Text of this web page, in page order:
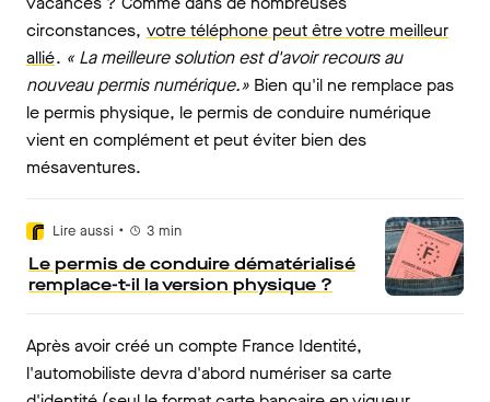
circonstances, votre téléphone peut être votre meilleur
allié. « La meilleure solution est d'avoir recours au
nouveau permis numérique.» Bien qu'il ne remplace pas
le permis physique, le permis de conduire numérique
vient en complément et peut éviter bien des
mésaventures.
Lire aussi • 3 min
Le permis de conduire dématérialisé
remplace-t-il la version physique ?
Après avoir créé un compte France Identité,
l'automobiliste devra d'abord numériser sa carte